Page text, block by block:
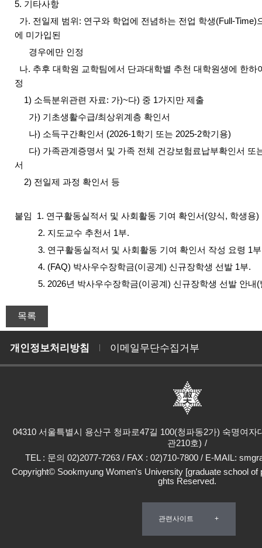
5. 기타사항
가. 전일제 범위: 연구와 학업에 전념하는 전업 학생(Full-Time)
에 미가입된
경우에만 인정
나. 추후 대학원 교학팀에서 단과대학별 추천 대학원생에 한하
정
1) 소득분위관련 자료: 가)~다) 중 1가지만 제출
가) 기초생활수급/최상위계층 확인서
나) 소득구간확인서 (2026-1학기 또는 2025-2학기용)
다) 가족관계증명서 및 가족 전체 건강보험료납부확인서 또
서
2) 전일제 과정 확인서 등
붙임 1. 연구활동실적서 및 사회활동 기여 확인서(양식, 학생용
2. 지도교수 추천서 1부.
3. 연구활동실적서 및 사회활동 기여 확인서 작성 요령 1
4. (FAQ) 박사우수장학금(이공계) 신규장학생 선발 1부.
5. 2026년 박사우수장학금(이공계) 신규장학생 선발 안
개인정보처리방침 이메일무단수집거부
04310 서울특별시 용산구 청파로47길 100(청파동2가) 숙명여자
관210호)
TEL : 문의 02)2077-7263 / FAX : 02)710-7800 / E-MAIL:
Copyright© Sookmyung Women's University [graduate school of
ghts Reserved.
관련사이트